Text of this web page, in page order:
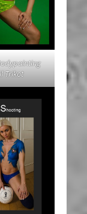
Trikot